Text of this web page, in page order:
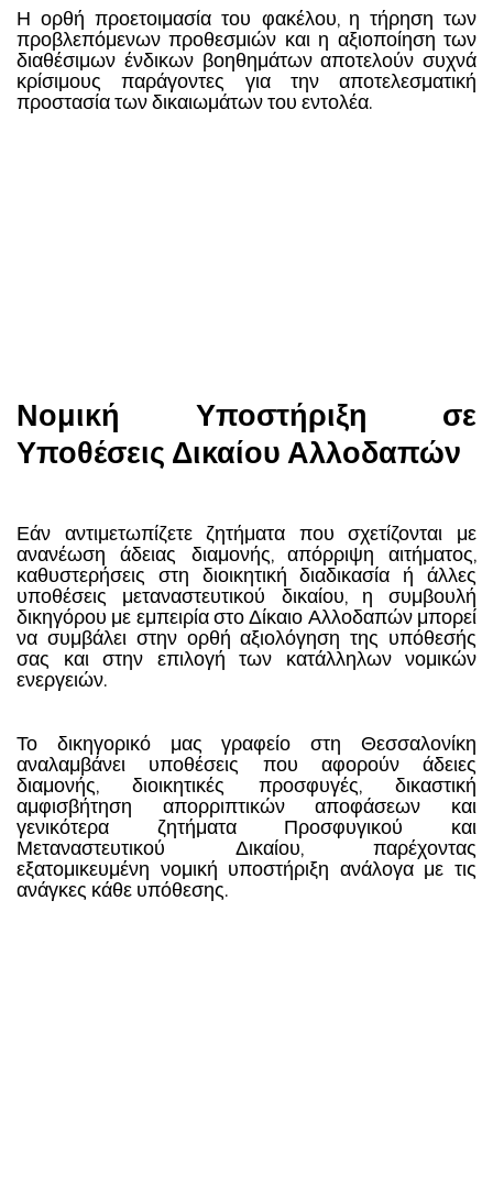
Η ορθή προετοιμασία του φακέλου, η τήρηση των
προβλεπόμενων προθεσμιών και η αξιοποίηση των
διαθέσιμων ένδικων βοηθημάτων αποτελούν συχνά
κρίσιμους παράγοντες για την αποτελεσματική
προστασία των δικαιωμάτων του εντολέα.
Νομική Υποστήριξη σε
Υποθέσεις Δικαίου Αλλοδαπών
Εάν αντιμετωπίζετε ζητήματα που σχετίζονται με
ανανέωση άδειας διαμονής, απόρριψη αιτήματος,
καθυστερήσεις στη διοικητική διαδικασία ή άλλες
υποθέσεις μεταναστευτικού δικαίου, η συμβουλή
δικηγόρου με εμπειρία στο Δίκαιο Αλλοδαπών μπορεί
να συμβάλει στην ορθή αξιολόγηση της υπόθεσής
σας και στην επιλογή των κατάλληλων νομικών
ενεργειών.
Το δικηγορικό μας γραφείο στη Θεσσαλονίκη
αναλαμβάνει υποθέσεις που αφορούν άδειες
διαμονής, διοικητικές προσφυγές, δικαστική
αμφισβήτηση απορριπτικών αποφάσεων και
γενικότερα ζητήματα Προσφυγικού και
Μεταναστευτικού Δικαίου, παρέχοντας
εξατομικευμένη νομική υποστήριξη ανάλογα με τις
ανάγκες κάθε υπόθεσης.